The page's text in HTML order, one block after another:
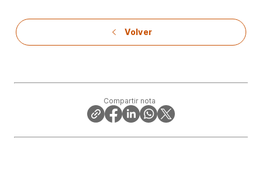
Volver
Compartir nota